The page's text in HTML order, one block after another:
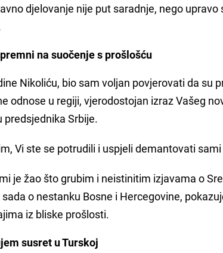
djelovanje nije put saradnje, nego
na suočenje s prošlošću
Nikoliću, bio sam voljan povjerovati da su
odnose u regiji, vjerodostojan izraz Vašeg
predsjednika Srbije.
Vi ste se potrudili i uspjeli demantovati
je žao što grubim i neistinitim izjavama o
sada o nestanku Bosne i Hercegovine,
iz bliske prošlosti.
susret u Turskoj